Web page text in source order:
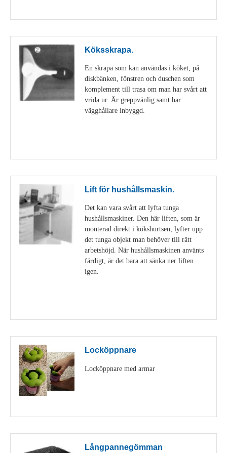
Köksskrapa.
En skrapa som kan användas i köket, på
diskbänken, fönstren och duschen som
komplement till trasa om man har svårt att
vrida ur. Är greppvänlig samt har
vägghållare inbyggd.
Lift för hushållsmaskin.
Det kan vara svårt att lyfta tunga
hushållsmaskiner. Den här liften, som är
monterad direkt i kökshurtsen, lyfter upp
det tunga objekt man behöver till rätt
arbetshöjd. När hushållsmaskinen använts
färdigt, är det bara att sänka ner liften
igen.
Locköppnare
Locköppnare med armar
Långpannegömman